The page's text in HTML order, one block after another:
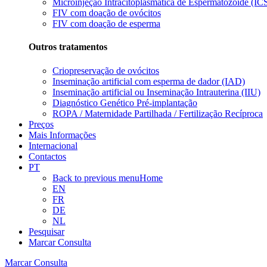
Microinjeção Intracitoplasmática de Espermatozóide
FIV com doação de ovócitos
FIV com doação de esperma
Outros tratamentos
Criopreservação de ovócitos
Inseminação artificial com esperma de dador (IAD)
Inseminação artificial ou Inseminação Intrauterina (IIU)
Diagnóstico Genético Pré-implantação
ROPA / Maternidade Partilhada / Fertilização Recíproca
Preços
Mais Informações
Internacional
Contactos
PT
Back to previous menuHome
EN
FR
DE
NL
Pesquisar
Marcar Consulta
Marcar Consulta